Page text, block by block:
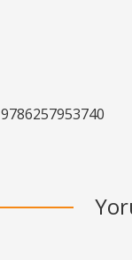
9786257953740